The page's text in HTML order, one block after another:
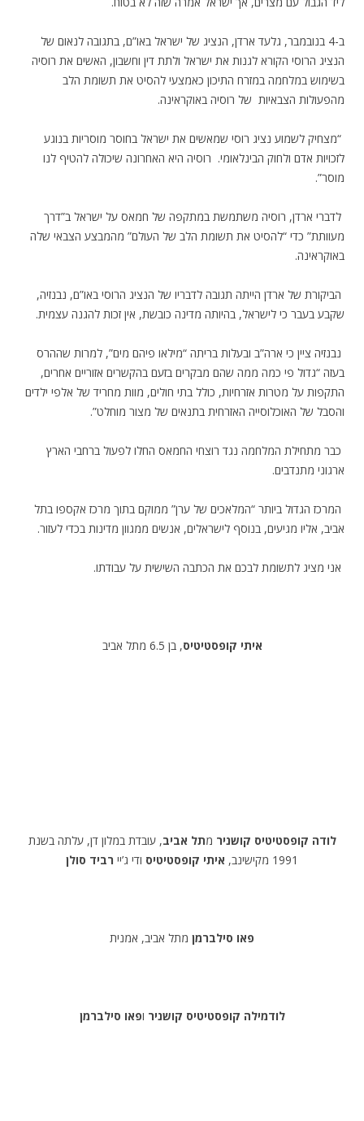
ב-4 בנובמבר, גלעד ארדן, הנציג של ישראל באו”ם, בתגובה לנאום של
הנציג הרוסי הקורא לגנות את ישראל ולתת דין וחשבון, האשים את רוסיה
בשימוש במלחמה במזרח התיכון כאמצעי להסיט את תשומת הלב
מהפעולות הצבאיות של רוסיה באוקראינה.
“מצחיק לשמוע נציג רוסי שמאשים את ישראל בחוסר מוסריות בנוגע
לזכויות אדם ולחוק הבינלאומי. רוסיה היא האחרונה שיכולה להטיף לנו
מוסר”.
לדברי ארדן, רוסיה משתמשת במתקפה של חמאס על ישראל ב”דרך
מעוותת” כדי “להסיט את תשומת הלב של העולם” מהמבצע הצבאי שלה
באוקראינה.
הביקורת של ארדן הייתה תגובה לדבריו של הנציג הרוסי באו”ם, נבנזיה,
שקבע בעבר כי לישראל, בהיותה מדינה כובשת, אין זכות להגנה עצמית.
נבנזיה ציין כי ארה”ב ובעלות בריתה “מילאו פיהם מים”, למרות שההרס
בעזה “גדול פי כמה ממה שהם מבקרים בזעם בהקשרים אזוריים אחרים,
התקפות על מטרות אזרחיות, כולל בתי חולים, מוות מחריד של אלפי ילדים
והסבל של האוכלוסייה האזרחית בתנאים של מצור מוחלט”.
כבר מתחילת המלחמה נגד רוצחי החמאס החלו לפעול ברחבי הארץ
ארגוני מתנדבים.
המרכז הגדול ביותר “המלאכים של ערן” ממוקם בתוך מרכז אקספו בתל
אביב, אליו מגיעים, בנוסף לישראלים, אנשים ממגוון מדינות בכדי לעזור.
אני מציג לתשומת לבכם את הכתבה השישית על עבודתו.
איתי קופסטיטיס, בן 6.5 מתל אביב
לודה קופסטיטיס קושניר מתל אביב, עובדת במלון דן, עלתה בשנת
1991 מקישינב,
איתי קופסטיטיס ודי ג’יי רביד סולן
פאו סילברמן מתל אביב, אמנית
לודמילה קופסטיטיס קושניר ופאו סילברמן